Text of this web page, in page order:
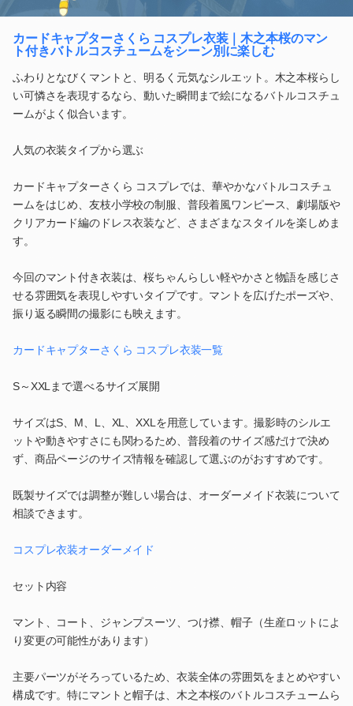
カードキャプターさくら コスプレ衣装｜木之本桜のマン
ト付きバトルコスチュームをシーン別に楽しむ
ふわりとなびくマントと、明るく元気なシルエット。木之本桜らし
い可憐さを表現するなら、動いた瞬間まで絵になるバトルコスチュ
ームがよく似合います。
人気の衣装タイプから選ぶ
カードキャプターさくら コスプレでは、華やかなバトルコスチュ
ームをはじめ、友枝小学校の制服、普段着風ワンピース、劇場版や
クリアカード編のドレス衣装など、さまざまなスタイルを楽しめま
す。
今回のマント付き衣装は、桜ちゃんらしい軽やかさと物語を感じさ
せる雰囲気を表現しやすいタイプです。マントを広げたポーズや、
振り返る瞬間の撮影にも映えます。
カードキャプターさくら コスプレ衣装一覧
S～XXLまで選べるサイズ展開
サイズはS、M、L、XL、XXLを用意しています。撮影時のシルエ
ットや動きやすさにも関わるため、普段着のサイズ感だけで決め
ず、商品ページのサイズ情報を確認して選ぶのがおすすめです。
既製サイズでは調整が難しい場合は、オーダーメイド衣装について
相談できます。
コスプレ衣装オーダーメイド
セット内容
マント、コート、ジャンプスーツ、つけ襟、帽子（生産ロットによ
り変更の可能性があります）
主要パーツがそろっているため、衣装全体の雰囲気をまとめやすい
構成です。特にマントと帽子は、木之本桜のバトルコスチュームら